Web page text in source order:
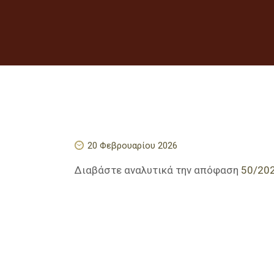
20 Φεβρουαρίου 2026
Διαβάστε αναλυτικά την απόφαση 50/